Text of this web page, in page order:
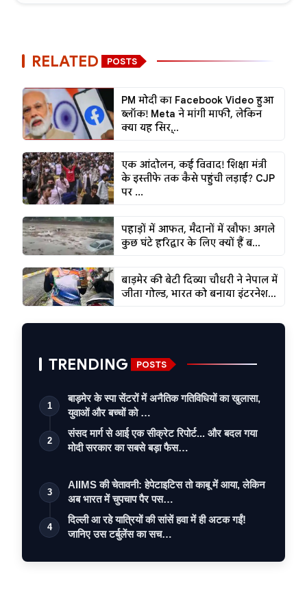
RELATED POSTS
PM मोदी का Facebook Video हुआ
ब्लॉक! Meta ने मांगी माफी, लेकिन
क्या यह सिर्...
एक आंदोलन, कई विवाद! शिक्षा मंत्री
के इस्तीफे तक कैसे पहुंची लड़ाई? CJP
पर ...
पहाड़ों में आफत, मैदानों में खौफ! अगले
कुछ घंटे हरिद्वार के लिए क्यों हैं ब...
बाड़मेर की बेटी दिव्या चौधरी ने नेपाल में
जीता गोल्ड, भारत को बनाया इंटरनेश...
TRENDING POSTS
1
बाड़मेर के स्पा सेंटरों में अनैतिक गतिविधियों का खुलासा,
युवाओं और बच्चों को …
2
संसद मार्ग से आई एक सीक्रेट रिपोर्ट... और बदल गया
मोदी सरकार का सबसे बड़ा फैस…
3
AIIMS की चेतावनी: हेपेटाइटिस तो काबू में आया, लेकिन
अब भारत में चुपचाप पैर पस…
4
दिल्ली आ रहे यात्रियों की सांसें हवा में ही अटक गईं!
जानिए उस टर्बुलेंस का सच…